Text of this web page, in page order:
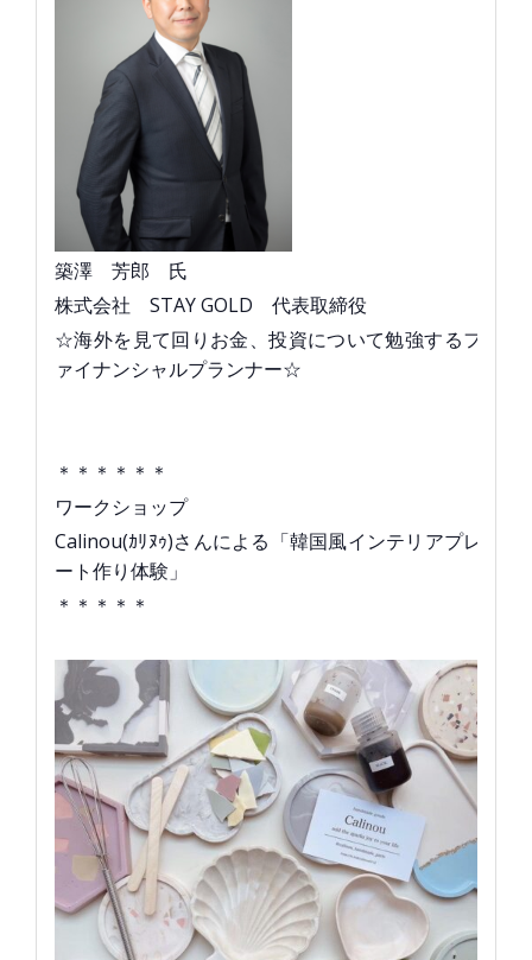
築澤 芳郎 氏
株式会社 STAY GOLD 代表取締役
☆海外を見て回りお金、投資について勉強するフ
ァイナンシャルプランナー☆
＊＊＊＊＊＊
ワークショップ
Calinou(ｶﾘﾇｩ)さんによる「韓国風インテリアプレ
ート作り体験」
＊＊＊＊＊